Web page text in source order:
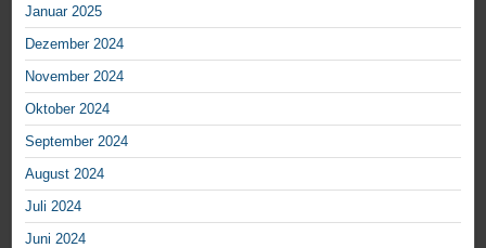
Januar 2025
Dezember 2024
November 2024
Oktober 2024
September 2024
August 2024
Juli 2024
Juni 2024